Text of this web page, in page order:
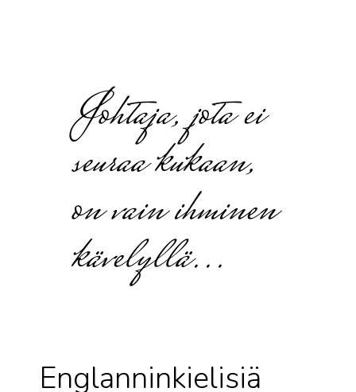
Johtaja, jota ei
seuraa kukaan,
on vain ihminen
kävelyllä...
Englanninkielisiä